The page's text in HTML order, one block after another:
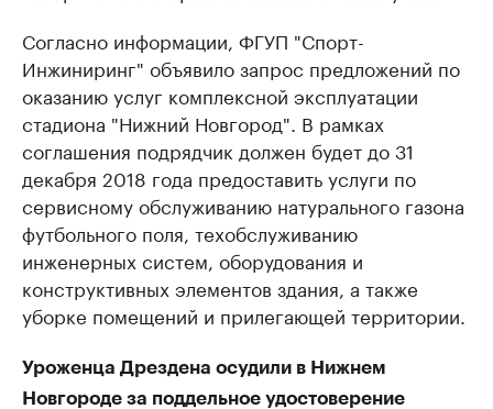
Согласно информации, ФГУП "Спорт-
Инжиниринг" объявило запрос предложений по
оказанию услуг комплексной эксплуатации
стадиона "Нижний Новгород". В рамках
соглашения подрядчик должен будет до 31
декабря 2018 года предоставить услуги по
сервисному обслуживанию натурального газона
футбольного поля, техобслуживанию
инженерных систем, оборудования и
конструктивных элементов здания, а также
уборке помещений и прилегающей территории.
Уроженца Дрездена осудили в Нижнем
Новгороде за поддельное удостоверение